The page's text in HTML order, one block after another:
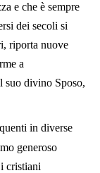
e che è sempre
dei secoli si
riporta nuove
a
suo divino Sposo,
in diverse
generoso
cristiani